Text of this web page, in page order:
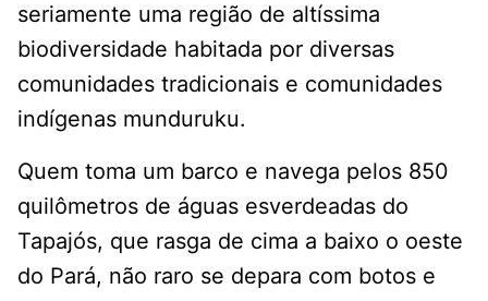
seriamente uma região de altíssima
biodiversidade habitada por diversas
comunidades tradicionais e comunidades
indígenas munduruku.
Quem toma um barco e navega pelos 850
quilômetros de águas esverdeadas do
Tapajós, que rasga de cima a baixo o oeste
do Pará, não raro se depara com botos e